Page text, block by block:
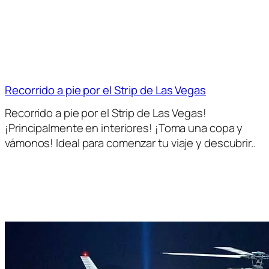
Recorrido a pie por el Strip de Las Vegas
Recorrido a pie por el Strip de Las Vegas!
¡Principalmente en interiores! ¡Toma una copa y
vámonos! Ideal para comenzar tu viaje y descubrir..